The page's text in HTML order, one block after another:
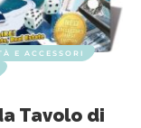
E ACCESSORI
Tavolo di